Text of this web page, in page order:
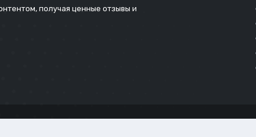
получая ценные отзывы и